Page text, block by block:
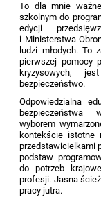
To dla mnie
szkolnym do
edycji
i Ministerstwa
ludzi młodych. To
pierwszej pomocy
kryzysowych,
bezpieczeństwo.
Odpowiedzialna
bezpieczeństwa
wyborem
kontekście istotne
przedstawicielkami
podstaw
do potrzeb
profesji. Jasna
pracy jutra.